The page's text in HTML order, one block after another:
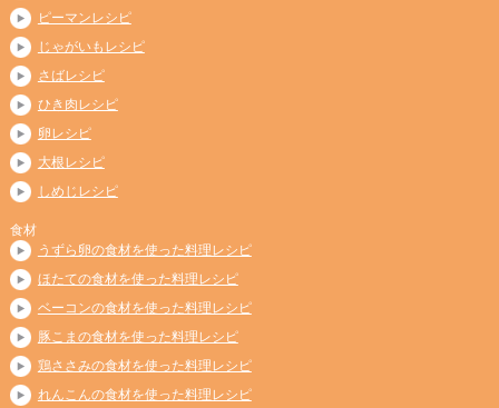
ピーマンレシピ
じゃがいもレシピ
さばレシピ
ひき肉レシピ
卵レシピ
大根レシピ
しめじレシピ
食材
うずら卵の食材を使った料理レシピ
ほたての食材を使った料理レシピ
ベーコンの食材を使った料理レシピ
豚こまの食材を使った料理レシピ
鶏ささみの食材を使った料理レシピ
れんこんの食材を使った料理レシピ